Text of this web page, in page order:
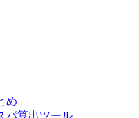
め
パ算出ツール